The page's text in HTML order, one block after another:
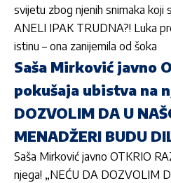
svijetu zbog njenih snimaka koji
ANELI IPAK TRUDNA?! Luka
istinu – ona zanijemila od šoka
Saša Mirković javno
pokušaja ubistva na
DOZVOLIM DA U
MENADŽERI BUDU
Saša Mirković javno OTKRIO
njega! „NEĆU DA DOZVOLIM